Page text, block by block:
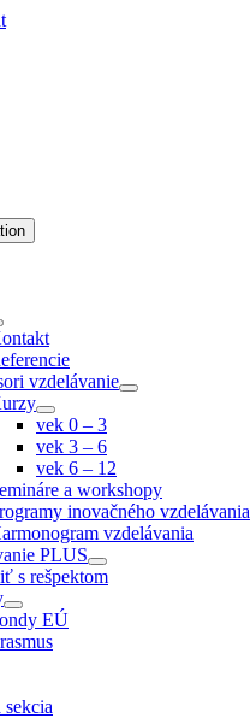
vzdelávanie
vek 0 – 3
vek 3 – 6
vek 6 – 12
a workshopy
inovačného vzdelávania
vzdelávania
PLUS
s rešpektom
EÚ
sekcia